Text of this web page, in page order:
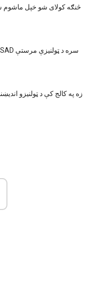
څنګه کولای شو خپل ماشوم
زه په کالج کې د ټولنیزو